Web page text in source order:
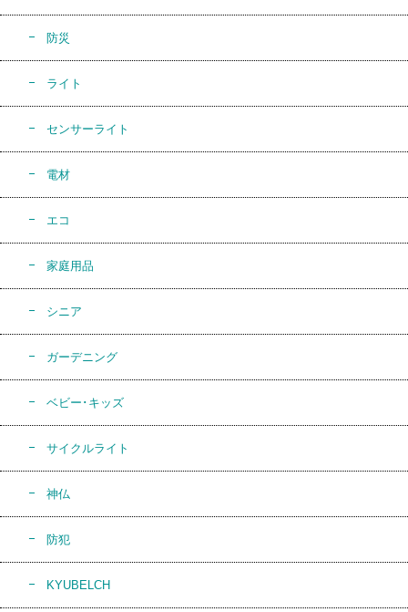
防災
ライト
センサーライト
電材
エコ
家庭用品
シニア
ガーデニング
ベビー･キッズ
サイクルライト
神仏
防犯
KYUBELCH